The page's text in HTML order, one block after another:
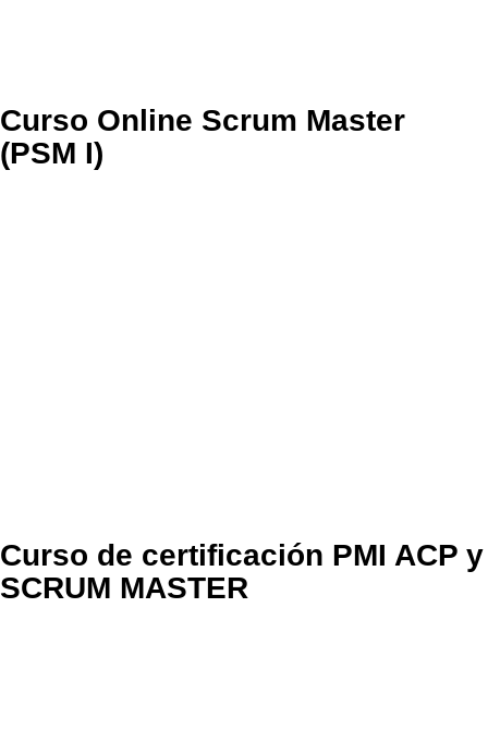
Curso Online Scrum Master
(PSM I)
Curso de certificación PMI ACP y
SCRUM MASTER